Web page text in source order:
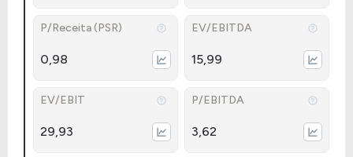
P/Receita (PSR)
0,98
EV/EBITDA
15,99
EV/EBIT
29,93
P/EBITDA
3,62